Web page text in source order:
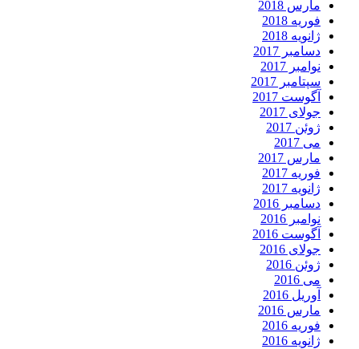
مارس 2018
فوریه 2018
ژانویه 2018
دسامبر 2017
نوامبر 2017
سپتامبر 2017
آگوست 2017
جولای 2017
ژوئن 2017
می 2017
مارس 2017
فوریه 2017
ژانویه 2017
دسامبر 2016
نوامبر 2016
آگوست 2016
جولای 2016
ژوئن 2016
می 2016
آوریل 2016
مارس 2016
فوریه 2016
ژانویه 2016